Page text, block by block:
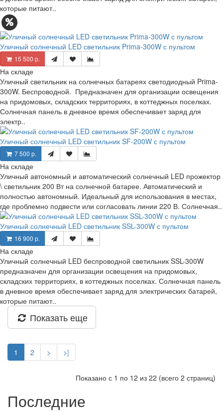
которые питают..
Уличный солнечный LED светильник Prima-300W с пультом
15 500 р.
На складе
Уличный светильник на солнечных батареях светодиодный Prima-
300W. Беспроводной. Предназначен для организации освещения
на придомовых, складских территориях, в коттеджных поселках.
Солнечная панель в дневное время обеспечивает заряд для
электр..
Уличный солнечный LED светильник SF-200W с пультом
7 500 р.
На складе
Уличный автономный и автоматический солнечный LED прожектор
\ светильник 200 Вт на солнечной батарее. Автоматический и
полностью автономный. Идеальный для использования в местах,
где проблемно подвести или согласовать линии 220 В. Солнечная..
Уличный солнечный LED светильник SSL-300W с пультом
16 900 р.
На складе
Уличный солнечный LED беспроводной светильник SSL-300W
предназначен для организации освещения на придомовых,
складских территориях, в коттеджных поселках. Солнечная панель
в дневное время обеспечивает заряд для электрических батарей,
которые питают..
Показать еще
1 2 > >|
Показано с 1 по 12 из 22 (всего 2 страниц)
Последние